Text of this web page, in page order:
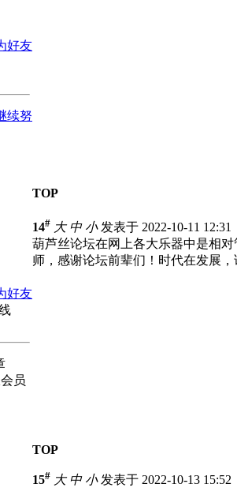
续努
TOP
14# 大 中 小发表于 2022-10-11 12:31
葫芦丝论坛在网上各大乐器中是相
师，感谢论坛前辈们！时代在发展
TOP
15# 大 中 小发表于 2022-10-13 15:52